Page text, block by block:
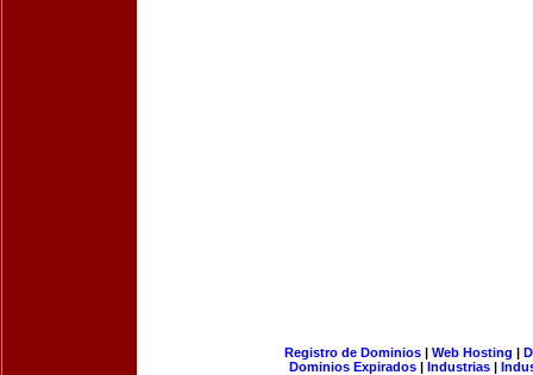
Registro de Dominios| Web Hosting |
Dominios Expirados | Industrias |